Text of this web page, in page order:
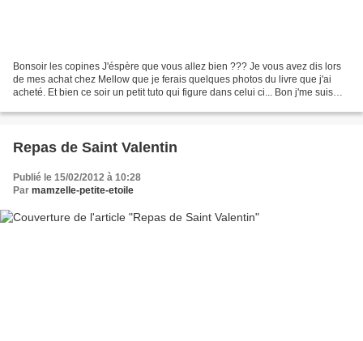
Bonsoir les copines J'éspère que vous allez bien ??? Je vous avez dis lors
de mes achat chez Mellow que je ferais quelques photos du livre que j'ai
acheté. Et bien ce soir un petit tuto qui figure dans celui ci... Bon j'me suis
Repas de Saint Valentin
Publié le 15/02/2012 à 10:28
Par mamzelle-petite-etoile